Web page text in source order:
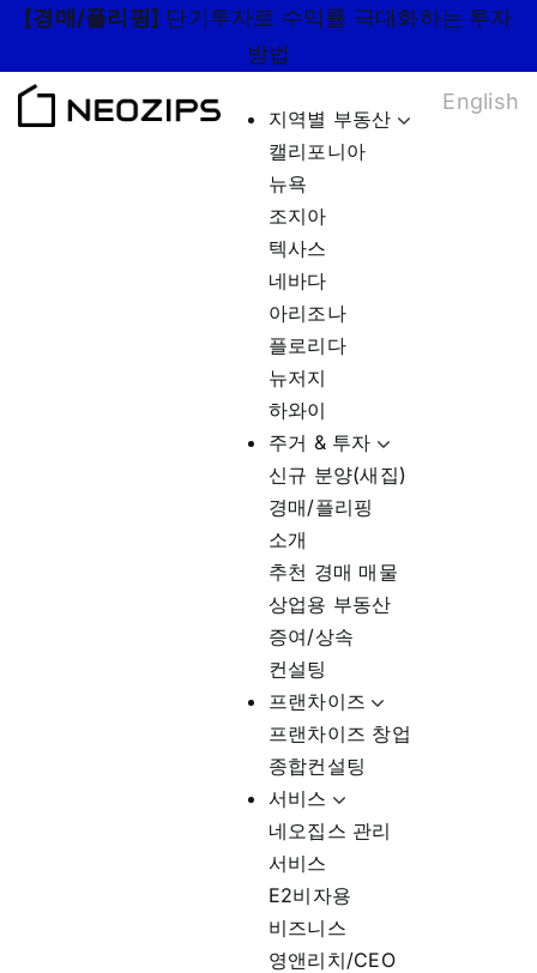
Skip
content
[경매/플리핑] 단기투자로 수익률 극대화하는 투자
방법
지역별 부동산
캘리포니아
뉴욕
조지아
텍사스
네바다
아리조나
플로리다
뉴저지
하와이
주거 & 투자
신규 분양(새집)
경매/플리핑
소개
추천 경매 매물
상업용 부동산
증여/상속
컨설팅
프랜차이즈
프랜차이즈 창업
종합컨설팅
서비스
네오집스 관리
서비스
E2비자용
비즈니스
영앤리치/CEO
English